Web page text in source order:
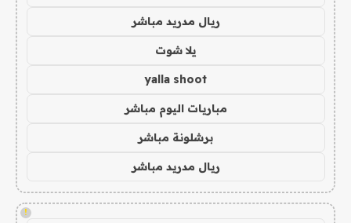
ريال مدريد مباشر
يلا شوت
yalla shoot
مباريات اليوم مباشر
برشلونة مباشر
ريال مدريد مباشر
!